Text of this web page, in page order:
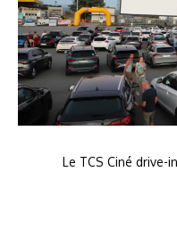
Le TCS Ciné drive-